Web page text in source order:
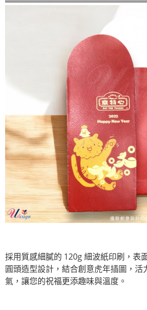
採用質感細膩的 120g 細波紙印刷，表
圓頭造型設計，結合創意虎年插圖，活
氣，讓您的祝福更添趣味與溫度。